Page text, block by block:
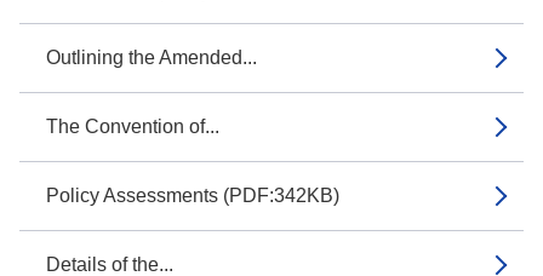
Outlining the Amended...
The Convention of...
Policy Assessments (PDF:342KB)
Details of the...